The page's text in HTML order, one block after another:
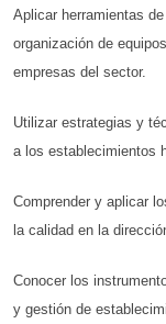
Aplicar herramientas
organización de
empresas del sector.
Utilizar estrategias y
a los establecimientos
Comprender y aplicar
la calidad en la
Conocer los
y gestión de